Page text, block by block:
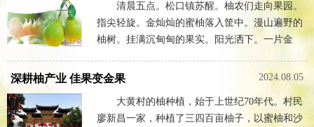
清晨五点。松口镇苏醒。柚农们走向果园。
指尖轻旋。金灿灿的蜜柚落入筐中。漫山遍野的
柚树。挂满沉甸甸的果实。阳光洒下。一片金
深耕柚产业 佳果变金果 2024.08.05
大黄村的柚种植，始于上世纪70年代。村民
廖新昌一家，种植了三四百亩柚子，以蜜柚和沙